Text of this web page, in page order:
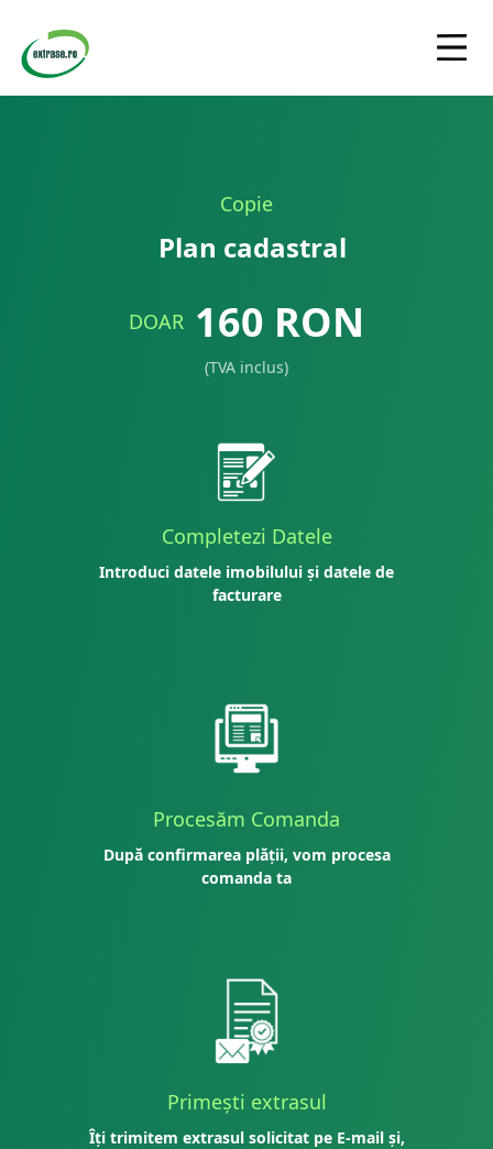
Copie
Plan cadastral
DOAR 160 RON
(TVA inclus)
Completezi Datele
Introduci datele imobilului și datele de
facturare
Procesăm Comanda
După confirmarea plății, vom procesa
comanda ta
Primești extrasul
Îți trimitem extrasul solicitat pe E-mail și,